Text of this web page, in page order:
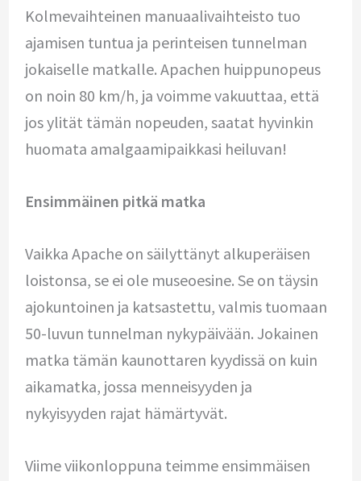
Kolmevaihteinen manuaalivaihteisto tuo
ajamisen tuntua ja perinteisen tunnelman
jokaiselle matkalle. Apachen huippunopeus
on noin 80 km/h, ja voimme vakuuttaa, että
jos ylität tämän nopeuden, saatat hyvinkin
huomata amalgaamipaikkasi heiluvan!
Ensimmäinen pitkä matka
Vaikka Apache on säilyttänyt alkuperäisen
loistonsa, se ei ole museoesine. Se on täysin
ajokuntoinen ja katsastettu, valmis tuomaan
50-luvun tunnelman nykypäivään. Jokainen
matka tämän kaunottaren kyydissä on kuin
aikamatka, jossa menneisyyden ja
nykyisyyden rajat hämärtyvät.
Viime viikonloppuna teimme ensimmäisen